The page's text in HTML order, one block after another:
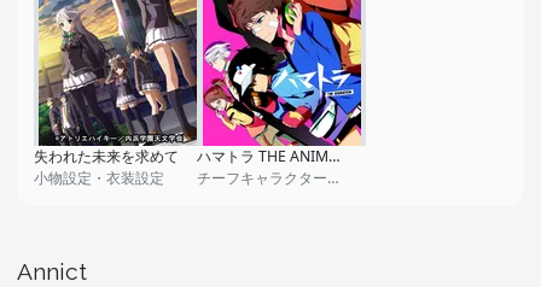
失われた未来を求めて
小物設定・衣装設定
ハマトラ THE ANIMATION
チーフキャラクターデザイン
Annict